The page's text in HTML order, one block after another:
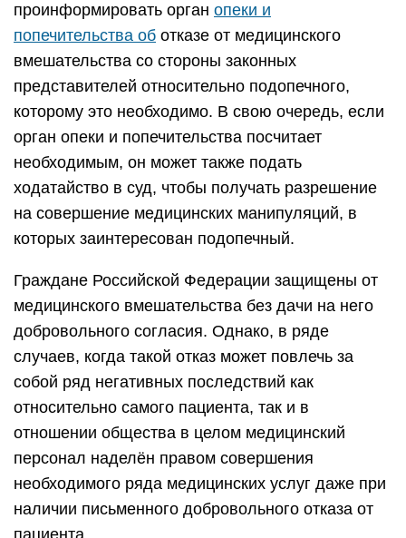
проинформировать орган опеки и
попечительства об отказе от медицинского
вмешательства со стороны законных
представителей относительно подопечного,
которому это необходимо. В свою очередь, если
орган опеки и попечительства посчитает
необходимым, он может также подать
ходатайство в суд, чтобы получать разрешение
на совершение медицинских манипуляций, в
которых заинтересован подопечный.
Граждане Российской Федерации защищены от
медицинского вмешательства без дачи на него
добровольного согласия. Однако, в ряде
случаев, когда такой отказ может повлечь за
собой ряд негативных последствий как
относительно самого пациента, так и в
отношении общества в целом медицинский
персонал наделён правом совершения
необходимого ряда медицинских услуг даже при
наличии письменного добровольного отказа от
пациента.